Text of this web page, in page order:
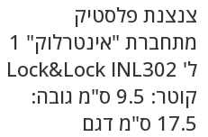
צנצנת פלסטיק
מתחברת "אינטרלוק" 1
ל' Lock&Lock INL302
קוטר: 9.5 ס"מ גובה:
17.5 ס"מ דגם